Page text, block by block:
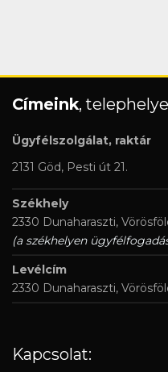
Címeink,
Ügyfélszolgálat, raktár
2131 Göd, Pesti út 21.
Székhely
2330 Dunaharaszti,
(a székhelyen
Levélcím
2330 Dunaharaszti,
Kapcsolat: